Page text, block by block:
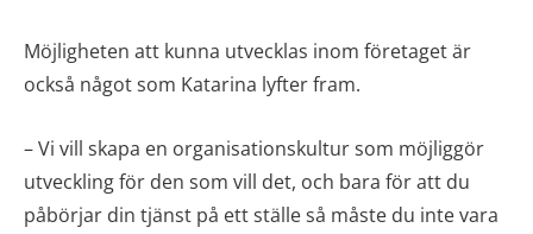
Möjligheten att kunna utvecklas inom företaget är
också något som Katarina lyfter fram.
– Vi vill skapa en organisationskultur som möjliggör
utveckling för den som vill det, och bara för att du
påbörjar din tjänst på ett ställe så måste du inte vara